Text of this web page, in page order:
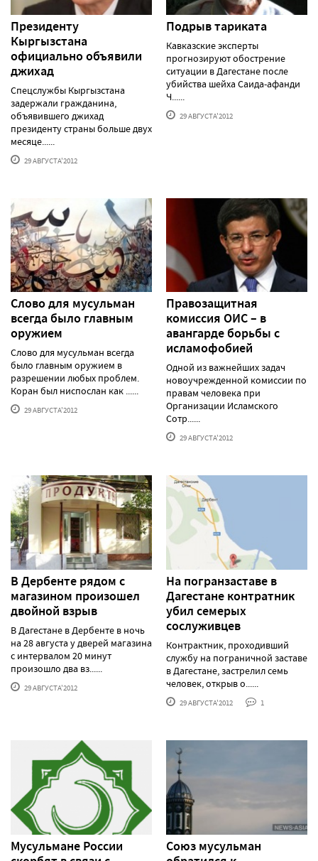
Президенту
Кыргызстана
официально объявили
джихад
Спецслужбы Кыргызстана
задержали гражданина,
объявившего джихад
президенту страны больше двух
месяце......
29 АВГУСТА'2012
Подрыв тариката
Кавказские эксперты
прогнозируют обострение
ситуации в Дагестане после
убийства шейха Саида-афанди
Ч......
29 АВГУСТА'2012
Слово для мусульман
всегда было главным
оружием
Слово для мусульман всегда
было главным оружием в
разрешении любых проблем.
Коран был ниспослан как ......
29 АВГУСТА'2012
Правозащитная
комиссия ОИС – в
авангарде борьбы с
исламофобией
Одной из важнейших задач
новоучрежденной комиссии по
правам человека при
Организации Исламского
Сотр......
29 АВГУСТА'2012
В Дербенте рядом с
магазином произошел
двойной взрыв
В Дагестане в Дербенте в ночь
на 28 августа у дверей магазина
с интервалом 20 минут
произошло два вз......
29 АВГУСТА'2012
На погранзаставе в
Дагестане контратник
убил семерых
сослуживцев
Контрактник, проходивший
службу на пограничной заставе
в Дагестане, застрелил семь
человек, открыв о......
29 АВГУСТА'2012 1
Мусульмане России
Союз мусульман